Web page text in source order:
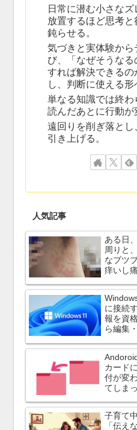
日常に潜む小さなズ
放置するほど思考と
鈍らせる。
気づきと実体験から
び、「なぜそうなる
すれば解決できるの
し、判断に使える形
単なる知識では終わ
読んだあとに行動が
遠回りを削ぎ落とし
引き上げる。
人気記事
ある日
周りと
なブツ
痒いし
に接続
報を資
ら編集
カード
付が変
てしま
ます
子育て
「伝え